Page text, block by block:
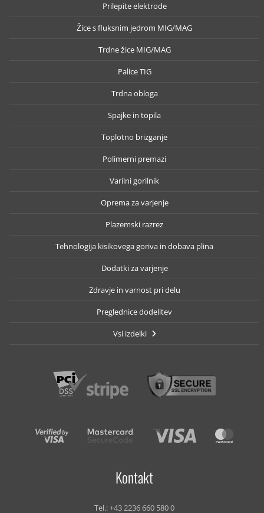
Prilepite elektrode
Žice s fluksnim jedrom MIG/MAG
Trdne žice MIG/MAG
Palice TIG
Trdna obloga
Spajke in topila
Toplotno brizganje
Polimerni premazi
Varilni gorilnik
Oprema za varjenje
Plazemski razrez
Tehnologija kisikovega goriva in dobava plina
Dodatki za varjenje
Zdravje in varnost pri delu
Preglednice dodelitev
Vsi izdelki
Kontakt
Tel.:+43 2236 660 580 0